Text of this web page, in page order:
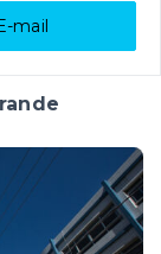
E-mail